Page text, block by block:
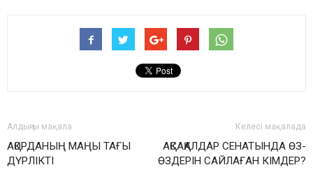
Алдыңғы мақала
АҚОРДАНЫҢ МАҢЫ ТАҒЫ
ДҮРЛІКТІ
Келесі мақалада
АҚСАҚАЛДАР СЕНАТЫНДА ӨЗ-
ӨЗДЕРІН САЙЛАҒАН КІМДЕР?